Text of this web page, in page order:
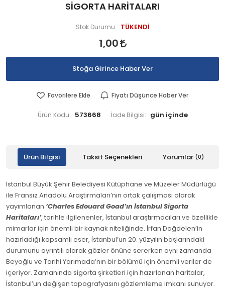
SİGORTA HARİTALARI
Stok Durumu: TÜKENDİ
1,00
Stoğa Girince Haber Ver
Favorilere Ekle Fiyatı Düşünce Haber Ver
Ürün Kodu: 573668 İade Bilgisi:
Ürün Bilgisi Taksit Seçenekleri Yorumlar (0)
İstanbul Büyük Şehir Belediyesi Kütüphane ve Müzeler Müdürlüğü
ile Fransız Anadolu Araştırmaları’nın ortak çalışması olarak
yayımlanan ‘Charles Edouard Goad’ın İstanbul Sigorta
Haritaları’, tarihle ilgilenenler, İstanbul araştırmacıları ve özellikle
mimarlar için önemli bir kaynak niteliğinde. İrfan Dağdelen’in
hazırladığı kapsamlı eser, İstanbul’un 20. yüzyılın başlarındaki
durumunu ayrıntılı olarak gözler önüne sererken aynı zamanda
Beyoğlu ve Tarihi Yarımada’nın bir bölümü için önemli veriler de
içeriyor. Zamanında sigorta şirketleri için hazırlanan haritalar,
İstanbul’un değişen topografyasını gözlemleme imkanı sunuyor.